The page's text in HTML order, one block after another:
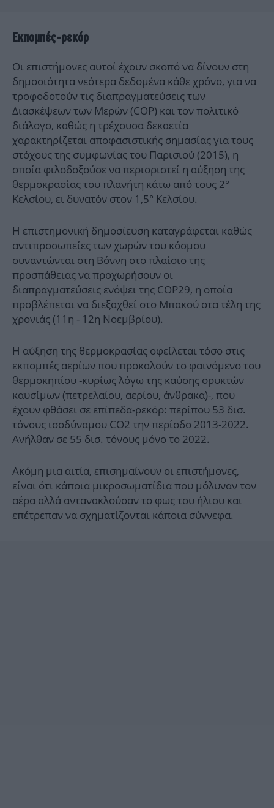
Εκπομπές-ρεκόρ
Οι επιστήμονες αυτοί έχουν σκοπό να δίνουν στη
δημοσιότητα νεότερα δεδομένα κάθε χρόνο, για να
τροφοδοτούν τις διαπραγματεύσεις των
Διασκέψεων των Μερών (COP) και τον πολιτικό
διάλογο, καθώς η τρέχουσα δεκαετία
χαρακτηρίζεται αποφασιστικής σημασίας για τους
στόχους της συμφωνίας του Παρισιού (2015), η
οποία φιλοδοξούσε να περιοριστεί η αύξηση της
θερμοκρασίας του πλανήτη κάτω από τους 2°
Κελσίου, ει δυνατόν στον 1,5° Κελσίου.
Η επιστημονική δημοσίευση καταγράφεται καθώς
αντιπροσωπείες των χωρών του κόσμου
συναντώνται στη Βόννη στο πλαίσιο της
προσπάθειας να προχωρήσουν οι
διαπραγματεύσεις ενόψει της COP29, η οποία
προβλέπεται να διεξαχθεί στο Μπακού στα τέλη της
χρονιάς (11η - 12η Νοεμβρίου).
Η αύξηση της θερμοκρασίας οφείλεται τόσο στις
εκπομπές αερίων που προκαλούν το φαινόμενο του
θερμοκηπίου -κυρίως λόγω της καύσης ορυκτών
καυσίμων (πετρελαίου, αερίου, άνθρακα)-, που
έχουν φθάσει σε επίπεδα-ρεκόρ: περίπου 53 δισ.
τόνους ισοδύναμου CO2 την περίοδο 2013-2022.
Ανήλθαν σε 55 δισ. τόνους μόνο το 2022.
Ακόμη μια αιτία, επισημαίνουν οι επιστήμονες,
είναι ότι κάποια μικροσωματίδια που μόλυναν τον
αέρα αλλά αντανακλούσαν το φως του ήλιου και
επέτρεπαν να σχηματίζονται κάποια σύννεφα.